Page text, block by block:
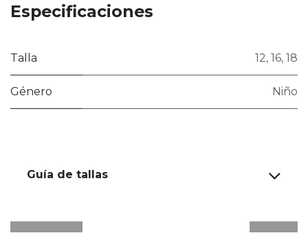
Especificaciones
Talla 12, 16, 18
Género Niño
Guía de tallas